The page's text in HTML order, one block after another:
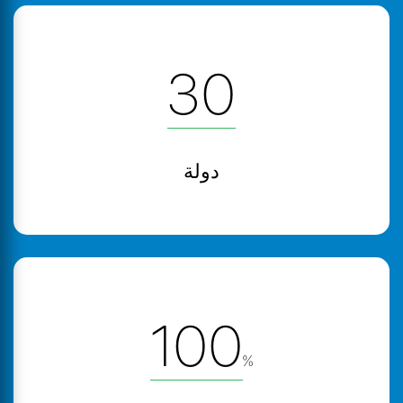
30
دولة
100%